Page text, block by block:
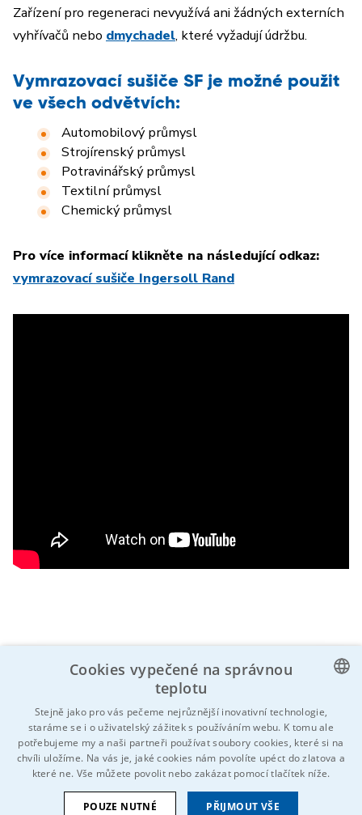
Zařízení pro regeneraci nevyužívá ani žádných externích
vyhřívačů nebo dmychadel, které vyžadují údržbu.
Vymrazovací sušiče SF je možné použit
ve všech odvětvích:
Automobilový průmysl
Strojírenský průmysl
Potravinářský průmysl
Textilní průmysl
Chemický průmysl
Pro více informací klikněte na následující odkaz:
vymrazovací sušiče Ingersoll Rand
Znáš někoho, koho by to mohlo zajímat?
Neváhej a sdílej!
CZECH
GERMAN
Cookies vypečené na správnou
teplotu
Stejně jako pro vás pečeme nejrůznější inovativní technologie,
staráme se i o uživatelský zážitek s používáním webu. K tomu ale
potřebujeme my a naši partneři používat soubory cookies, které si na
chvíli uložíme. Na vás je, jaké cookies nám povolíte upéct do zlatova a
které ne. Vše můžete povolit nebo zakázat pomocí tlačítek níže.
PŘIJMOUT VŠE
POUZE NUTNÉ